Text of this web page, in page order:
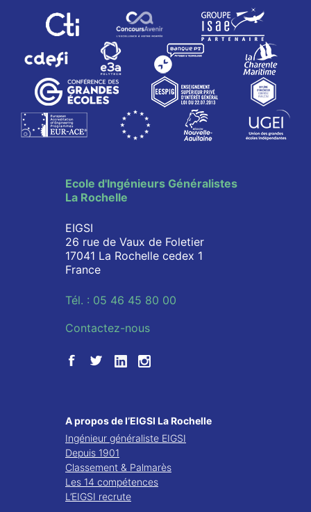
Ecole d'Ingénieurs Généralistes
La Rochelle
EIGSI
26 rue de Vaux de Foletier
17041 La Rochelle cedex 1
France
Tél. : 05 46 45 80 00
Contactez-nous
A propos de l’EIGSI La Rochelle
Ingénieur généraliste EIGSI
Depuis 1901
Classement & Palmarès
Les 14 compétences
L’EIGSI recrute